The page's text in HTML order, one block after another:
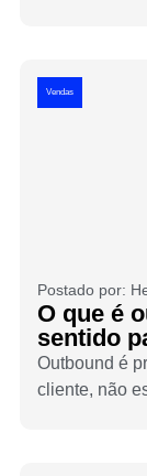
qualquer
Vendas
Postado por:
O que é
sentido
Outbound é
cliente, não